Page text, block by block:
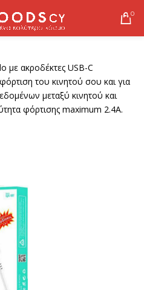
0
με ακροδέκτες USB-C
του κινητού σου και για
μεταξύ κινητού και
φόρτισης maximum 2.4A.